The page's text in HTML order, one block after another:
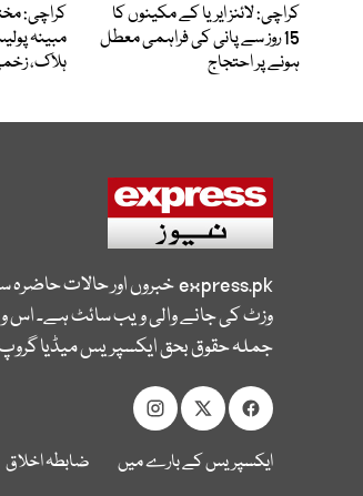
کراچی: لائنز ایریا کے مکینوں کا
15 روز سے پانی کی فراہمی معطل
ہونے پر احتجاج
مبینہ
ہلاک، زخمی
express.pkخبروں اور حالات
وزٹ کی جانے والی ویب سائٹ ہے۔ اس
جملہ حقوق بحق ایکسپریس میڈیا
ایکسپریس کے بارے میں ضابطہ اخلاق